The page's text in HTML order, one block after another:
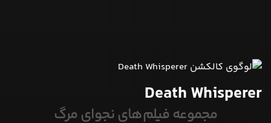
Death Whisperer
مجموعه فیلم‌های نجوای مرگ